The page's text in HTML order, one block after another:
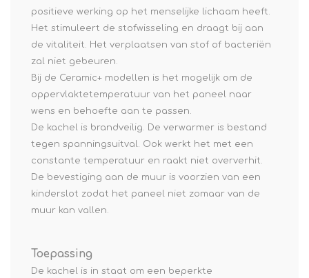
positieve werking op het menselijke lichaam heeft.
Het stimuleert de stofwisseling en draagt bij aan
de vitaliteit. Het verplaatsen van stof of bacteriën
zal niet gebeuren.
Bij de Ceramic+ modellen is het mogelijk om de
oppervlaktetemperatuur van het paneel naar
wens en behoefte aan te passen.
De kachel is brandveilig. De verwarmer is bestand
tegen spanningsuitval. Ook werkt het met een
constante temperatuur en raakt niet oververhit.
De bevestiging aan de muur is voorzien van een
kinderslot zodat het paneel niet zomaar van de
muur kan vallen.
Toepassing
De kachel is in staat om een beperkte